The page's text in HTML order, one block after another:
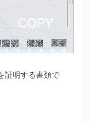
証明する書類で